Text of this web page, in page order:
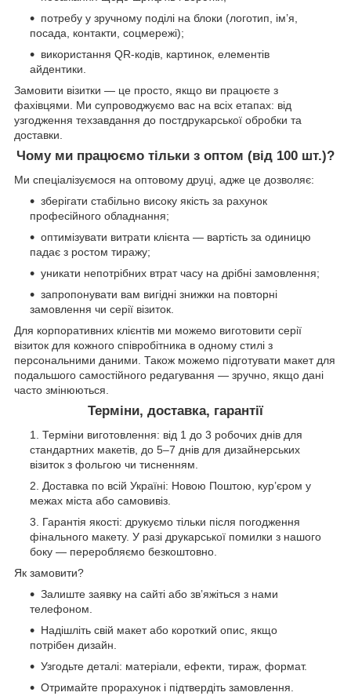
потребу у зручному поділі на блоки (логотип, ім’я,
посада, контакти, соцмережі);
використання QR-кодів, картинок, елементів
айдентики.
Замовити візитки — це просто, якщо ви працюєте з
фахівцями. Ми супроводжуємо вас на всіх етапах: від
узгодження техзавдання до постдрукарської обробки та
доставки.
Чому ми працюємо тільки з оптом (від 100 шт.)?
Ми спеціалізуємося на оптовому друці, адже це дозволяє:
зберігати стабільно високу якість за рахунок
професійного обладнання;
оптимізувати витрати клієнта — вартість за одиницю
падає з ростом тиражу;
уникати непотрібних втрат часу на дрібні замовлення;
запропонувати вам вигідні знижки на повторні
замовлення чи серії візиток.
Для корпоративних клієнтів ми можемо виготовити серії
візиток для кожного співробітника в одному стилі з
персональними даними. Також можемо підготувати макет для
подальшого самостійного редагування — зручно, якщо дані
часто змінюються.
Терміни, доставка, гарантії
Терміни виготовлення: від 1 до 3 робочих днів для
стандартних макетів, до 5–7 днів для дизайнерських
візиток з фольгою чи тисненням.
Доставка по всій Україні: Новою Поштою, кур’єром у
межах міста або самовивіз.
Гарантія якості: друкуємо тільки після погодження
фінального макету. У разі друкарської помилки з нашого
боку — переробляємо безкоштовно.
Як замовити?
Залиште заявку на сайті або зв’яжіться з нами
телефоном.
Надішліть свій макет або короткий опис, якщо
потрібен дизайн.
Узгодьте деталі: матеріали, ефекти, тираж, формат.
Отримайте прорахунок і підтвердіть замовлення.